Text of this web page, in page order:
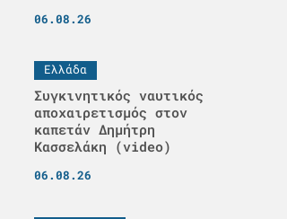
06.08.26
Ελλάδα
Συγκινητικός ναυτικός
αποχαιρετισμός στον
καπετάν Δημήτρη
Κασσελάκη (video)
06.08.26